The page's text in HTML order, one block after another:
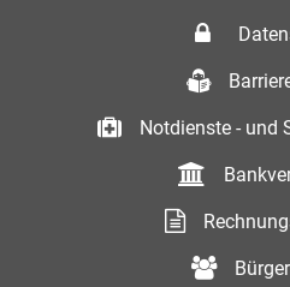
Notdienste - und